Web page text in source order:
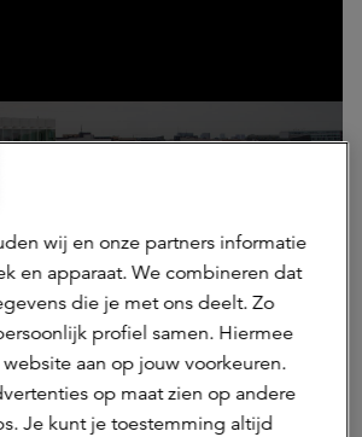
wij en onze partners informatie
en apparaat. We combineren dat
die je met ons deelt. Zo
profiel samen. Hiermee
aan op jouw voorkeuren.
op maat zien op andere
Je kunt je toestemming altijd